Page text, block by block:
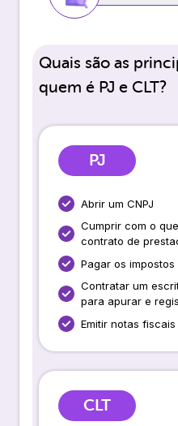
Quais são as
quem é PJ e CLT?
PJ
Abrir um CNPJ
Cumprir com o
contrato de
Pagar os impostos
Contratar um
para apurar e
Emitir notas fiscais
CLT